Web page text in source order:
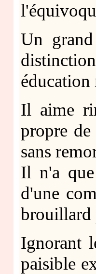
Un
éducation
Il aime
propre
sans
Il n'a
d'une
brouillard
Ignorant
paisible